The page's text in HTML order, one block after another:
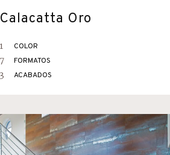
Calacatta Oro
1 COLOR
7 FORMATOS
3 ACABADOS